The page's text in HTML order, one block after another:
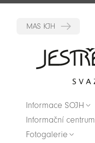
Informace SOJH
Informační centrum
Fotogalerie